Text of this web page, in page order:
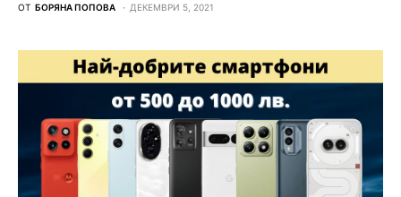
ОТ БОРЯНА ПОПОВА ДЕКЕМВРИ 5, 2021